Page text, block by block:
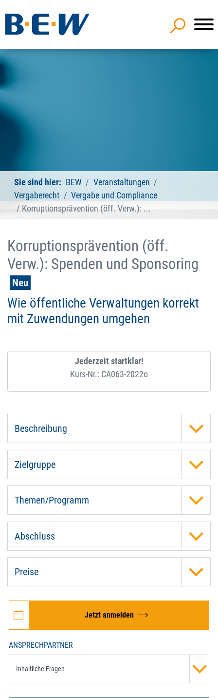
Sie sind hier: BEW
Veranstaltungen
Vergaberecht
Vergabe und Compliance
Korruptionsprävention (öff. Verw.): ...
Korruptionsprävention (öff.
Verw.): Spenden und Sponsoring
Neu
Wie öffentliche Verwaltungen korrekt
mit Zuwendungen umgehen
Jederzeit startklar!
Kurs-Nr.: CA063-2022o
Beschreibung
Zielgruppe
Themen/Programm
Abschluss
Preise
Jetzt anmelden
ANSPRECHPARTNER
Inhaltliche Fragen